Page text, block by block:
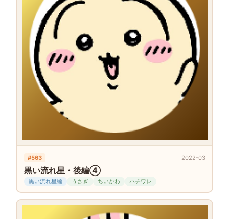
#563 2022-03
黒い流れ星・後編④
黒い流れ星編 うさぎ ちいかわ ハチワレ